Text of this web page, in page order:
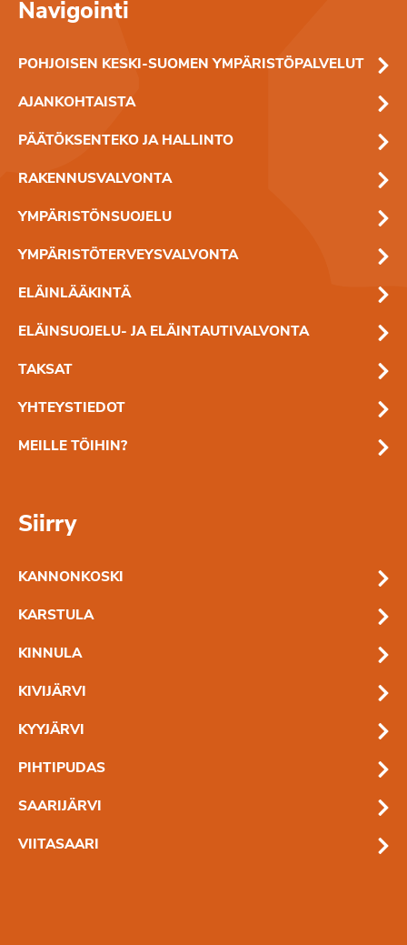
Navigointi
POHJOISEN KESKI-SUOMEN YMPÄRISTÖPALVELUT
AJANKOHTAISTA
PÄÄTÖKSENTEKO JA HALLINTO
RAKENNUSVALVONTA
YMPÄRISTÖNSUOJELU
YMPÄRISTÖTERVEYSVALVONTA
ELÄINLÄÄKINTÄ
ELÄINSUOJELU- JA ELÄINTAUTIVALVONTA
TAKSAT
YHTEYSTIEDOT
MEILLE TÖIHIN?
Siirry
KANNONKOSKI
KARSTULA
KINNULA
KIVIJÄRVI
KYYJÄRVI
PIHTIPUDAS
SAARIJÄRVI
VIITASAARI